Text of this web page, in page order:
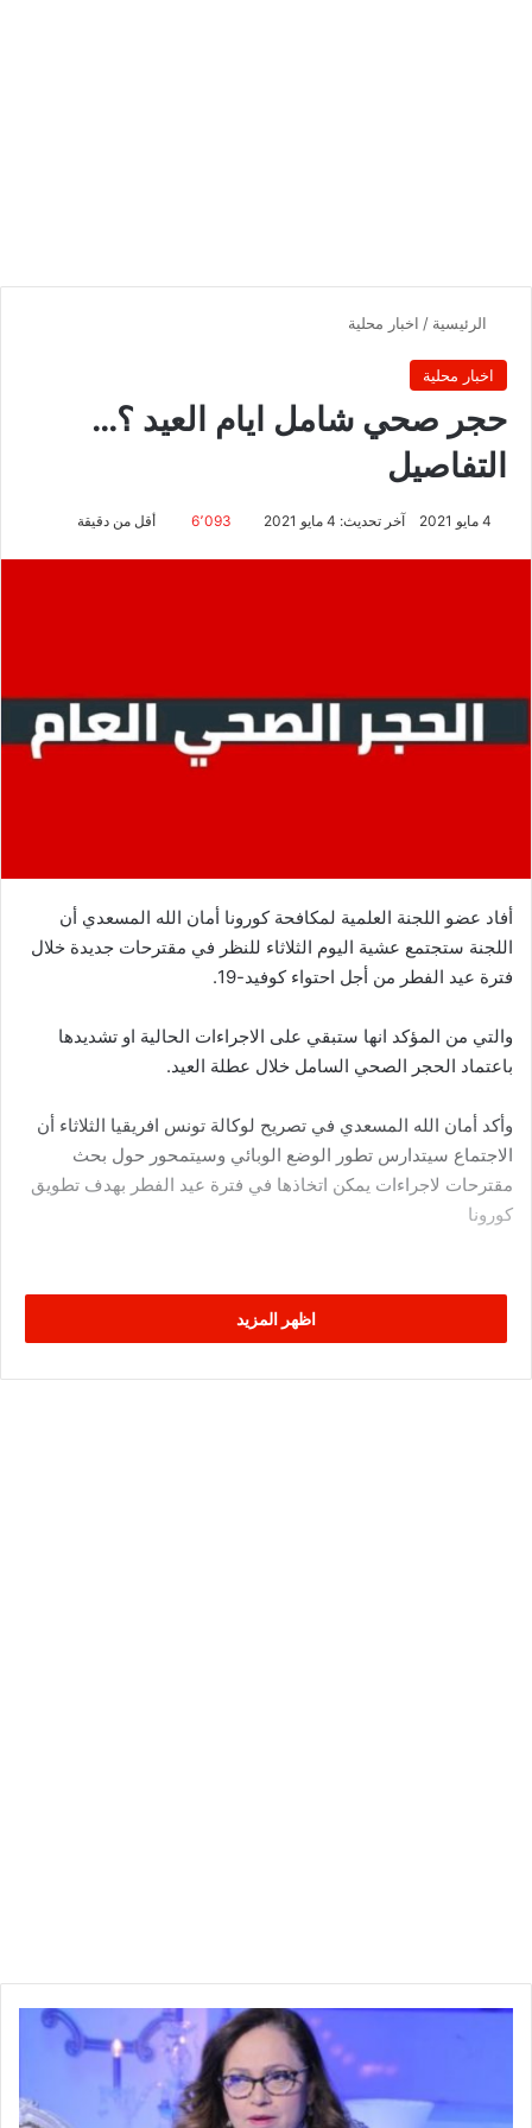
الرئيسية / اخبار محلية
اخبار محلية
حجر صحي شامل ايام العيد ؟…
التفاصيل
4 مايو 2021 آخر تحديث: 4 مايو 2021 6٬093 أقل من دقيقة
أفاد عضو اللجنة العلمية لمكافحة كورونا أمان الله المسعدي أن
اللجنة ستجتمع عشية اليوم الثلاثاء للنظر في مقترحات جديدة خلال
فترة عيد الفطر من أجل احتواء كوفيد-19.
والتي من المؤكد انها ستبقي على الاجراءات الحالية او تشديدها
باعتماد الحجر الصحي السامل خلال عطلة العيد.
وأكد أمان الله المسعدي في تصريح لوكالة تونس افريقيا الثلاثاء أن
الاجتماع سيتدارس تطور الوضع الوبائي وسيتمحور حول بحث
مقترحات لاجراءات يمكن اتخاذها في فترة عيد الفطر بهدف تطويق
كورونا
اظهر المزيد
ن
ب